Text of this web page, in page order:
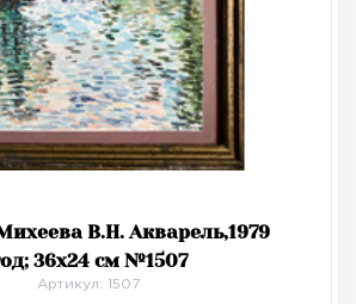
В.Н. Акварель,1979
36х24 см №1507
Артикул: 1507